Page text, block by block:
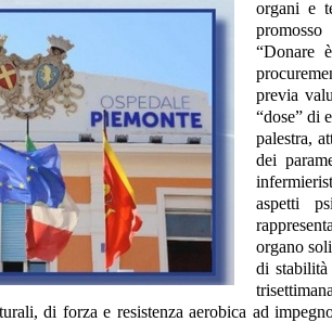
organi e
“Donare
previa
“dose” di
palestra,
dei
aspetti
organo
di
di forza e resistenza aerobica ad